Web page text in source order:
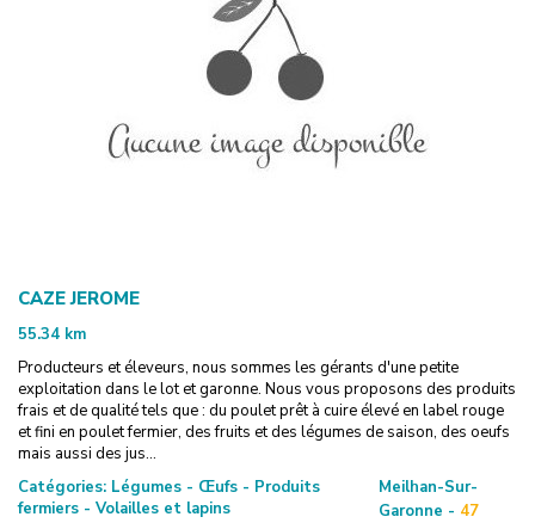
CAZE JEROME
55.34 km
Producteurs et éleveurs, nous sommes les gérants d'une petite
exploitation dans le lot et garonne. Nous vous proposons des produits
frais et de qualité tels que : du poulet prêt à cuire élevé en label rouge
et fini en poulet fermier, des fruits et des légumes de saison, des oeufs
mais aussi des jus...
Catégories: Légumes - Œufs - Produits
fermiers - Volailles et lapins
Meilhan-Sur-
Garonne - 47